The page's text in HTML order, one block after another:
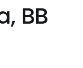
BB